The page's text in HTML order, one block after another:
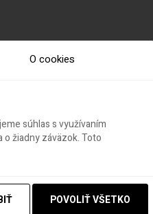
O cookies
súhlas s využívaním
žiadny záväzok. Toto
POVOLIŤ VŠETKO